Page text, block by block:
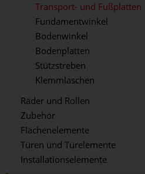
Transport- und Fußplatten
Fundamentwinkel
Bodenwinkel
Bodenplatten
Stützstreben
Klemmlaschen
Räder und Rollen
Zubehör
Flächenelemente
Türen und Türelemente
Installationselemente